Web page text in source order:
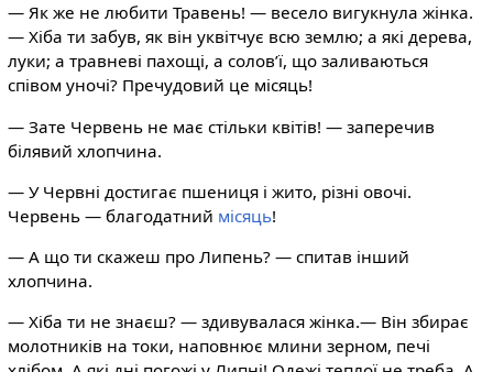
— Як же не любити Травень! — весело вигукнула жінка.
— Хіба ти забув, як він уквітчує всю землю; а які дерева,
луки; а травневі пахощі, а солов’ї, що заливаються
співом уночі? Пречудовий це місяць!
— Зате Червень не має стільки квітів! — заперечив
білявий хлопчина.
— У Червні достигає пшениця і жито, різні овочі.
Червень — благодатний місяць!
— А що ти скажеш про Липень? — спитав інший
хлопчина.
— Хіба ти не знаєш? — здивувалася жінка.— Він збирає
молотників на токи, наповнює млини зерном, печі